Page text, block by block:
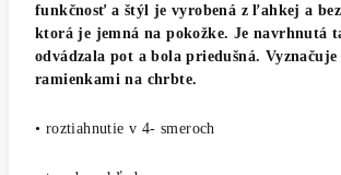
funkčnosť a štýl je vyrobená z ľahkej a
ktorá je jemná na pokožke. Je navrhnutá
odvádzala pot a bola priedušná.
ramienkami na chrbte.
• roztiahnutie v 4- smeroch